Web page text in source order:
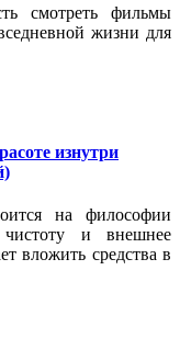
смотреть фильмы
жизни для
изнутри
на философии
и внешнее
вложить средства в